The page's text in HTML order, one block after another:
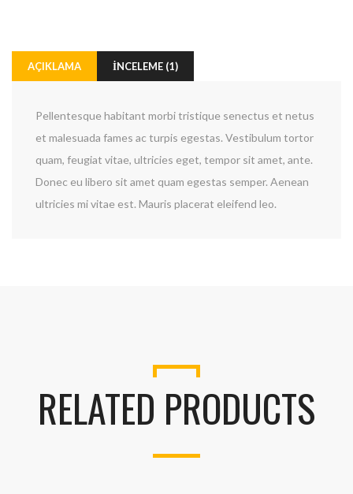
AÇIKLAMA İNCELEME (1)
Pellentesque habitant morbi tristique senectus et netus
et malesuada fames ac turpis egestas. Vestibulum tortor
quam, feugiat vitae, ultricies eget, tempor sit amet, ante.
Donec eu libero sit amet quam egestas semper. Aenean
ultricies mi vitae est. Mauris placerat eleifend leo.
RELATED PRODUCTS